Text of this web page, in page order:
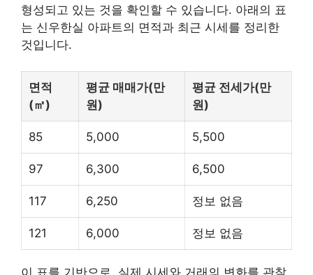
형성되고 있는 것을 확인할 수 있습니다. 아래의 표
는 신우한실 아파트의 면적과 최근 시세를 정리한
것입니다.
면적
(㎡)
평균 매매가(만
원)
평균 전세가(만
원)
85 5,000 5,500
97 6,300 6,500
117 6,250 정보 없음
121 6,000 정보 없음